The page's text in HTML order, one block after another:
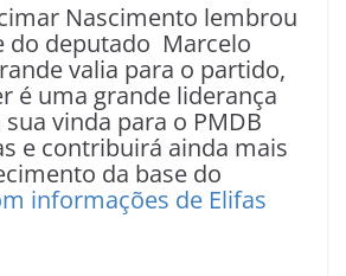
Nascimento lembrou
do deputado Marcelo
valia para o partido,
é uma grande liderança
vinda para o PMDB
e contribuirá ainda mais
da base do
informações de Elifas